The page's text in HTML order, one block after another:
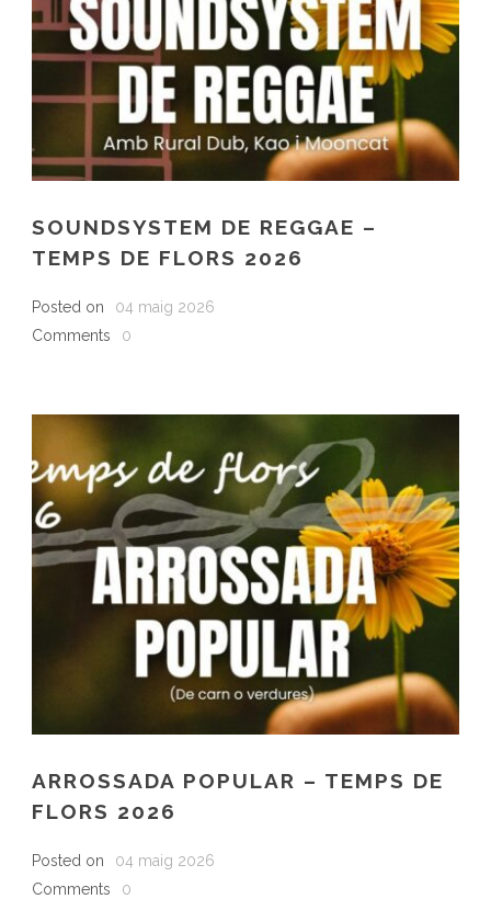
SOUNDSYSTEM DE REGGAE –
TEMPS DE FLORS 2026
Posted on
04 maig 2026
Comments
0
ARROSSADA POPULAR – TEMPS DE
FLORS 2026
Posted on
04 maig 2026
Comments
0